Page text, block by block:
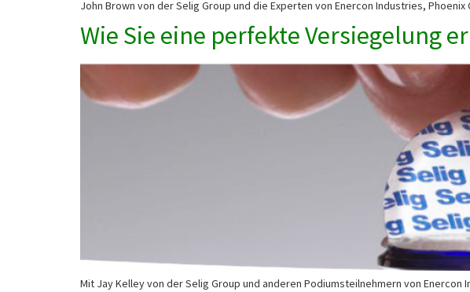
John Brown von der Selig Group und die Experten von Enercon Industries,
Wie Sie eine perfekte Versiegelung
Mit Jay Kelley von der Selig Group und anderen Podiumsteilnehmern von